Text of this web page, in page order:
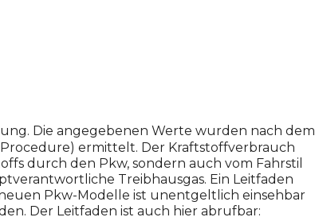
Die angegebenen Werte wurden nach dem
ermittelt. Der Kraftstoffverbrauch
durch den Pkw, sondern auch vom Fahrstil
Treibhausgas. Ein Leitfaden
Pkw-Modelle ist unentgeltlich einsehbar
Der Leitfaden ist auch hier abrufbar: